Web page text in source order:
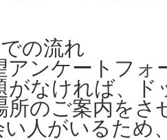
の流れ
アンケートフ
がなければ、ド
所のご案内を
人がいるため